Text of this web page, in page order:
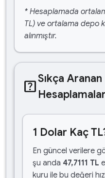
* Hesaplamada
TL) ve ortalama depo
alınmıştır.
help_centerSıkça
1 Dolar Kaç
En güncel verilere
şu anda 47,7111 TL
kuru ile bu değeri